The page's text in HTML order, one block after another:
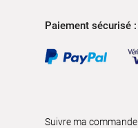
Paiement sécurisé :
Suivre ma commande